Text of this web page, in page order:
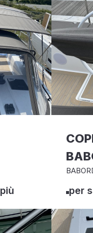
per